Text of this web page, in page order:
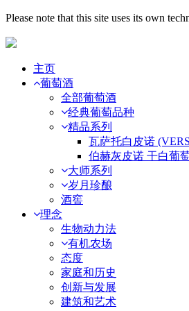
Please note that this site uses its own
主页
葡萄酒
全部葡萄酒
经典葡萄品种
精品系列
瓦萨托白皮诺
伯赫灰皮诺 干白葡
大师系列
岁月珍酿
酒窖
理念
生物动力法
有机农场
态度
家庭和历史
创新与发展
建筑和艺术